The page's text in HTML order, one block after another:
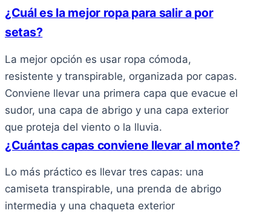
¿Cuál es la mejor ropa para salir a por
setas?
La mejor opción es usar ropa cómoda,
resistente y transpirable, organizada por capas.
Conviene llevar una primera capa que evacue el
sudor, una capa de abrigo y una capa exterior
que proteja del viento o la lluvia.
¿Cuántas capas conviene llevar al monte?
Lo más práctico es llevar tres capas: una
camiseta transpirable, una prenda de abrigo
intermedia y una chaqueta exterior